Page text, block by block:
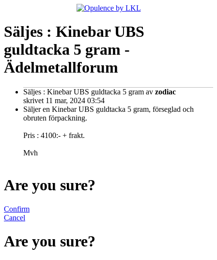
Säljes : Kinebar UBS
guldtacka 5 gram -
Ädelmetallforum
Säljes : Kinebar UBS guldtacka 5 gram av zodiac
skrivet 11 mar, 2024 03:54
Säljer en Kinebar UBS guldtacka 5 gram, förseglad och
obruten förpackning.
Pris : 4100:- + frakt.
Mvh
Are you sure?
Confirm
Cancel
Are you sure?